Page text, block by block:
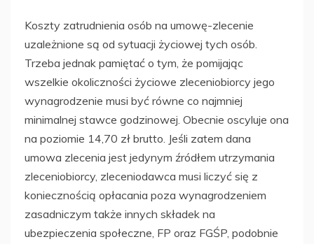
Koszty zatrudnienia osób na umowę-zlecenie
uzależnione są od sytuacji życiowej tych osób.
Trzeba jednak pamiętać o tym, że pomijając
wszelkie okoliczności życiowe zleceniobiorcy jego
wynagrodzenie musi być równe co najmniej
minimalnej stawce godzinowej. Obecnie oscyluje ona
na poziomie 14,70 zł brutto. Jeśli zatem dana
umowa zlecenia jest jedynym źródłem utrzymania
zleceniobiorcy, zleceniodawca musi liczyć się z
koniecznością opłacania poza wynagrodzeniem
zasadniczym także innych składek na
ubezpieczenia społeczne, FP oraz FGŚP, podobnie